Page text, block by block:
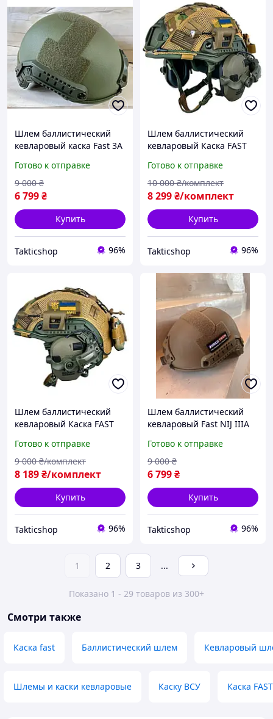
Шлем баллистический
кевларовый каска Fast 3A
Готово к отправке
6 799₴
9 000 ₴
Купить
Takticshop 96%
Шлем баллистический
кевларовый Каска FAST
Wolkers крепления
чебурашка кавер М L XL
Готово к отправке
8 299₴/комплект
10 000 ₴/комплект
Купить
Takticshop 96%
Шлем баллистический
кевларовый Каска FAST
крепления олива койот М
L XL
Готово к отправке
8 189₴/комплект
9 000 ₴/комплект
Купить
Takticshop 96%
Шлем баллистический
кевларовый Fast NIJ IIIA
Готово к отправке
6 799₴
9 000 ₴
Купить
Takticshop 96%
1 2 3 ...
Показано 1 - 29 товаров из 300+
Смотри также
Каска fast Баллистический шлем Кевларовый
Шлемы и каски кевларовые Каску ВСУ Каска